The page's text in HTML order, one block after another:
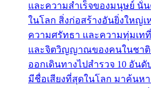
และความสำเร็จของมนุษย์
ในโลก สิ่งก่อสร้างอันยิ่งใหญ่เ
ความศรัทธา และความทุ่มเท
และจิตวิญญาณของคนในชาติ
ออกเดินทางไปสำรวจ 10 อัน
มีชื่อเสียงที่สุดในโลก มาค้นห